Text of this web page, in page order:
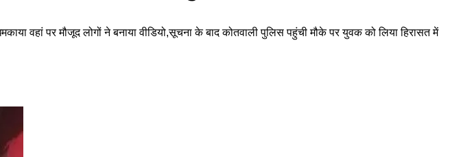
वहां पर मौजूद लोगों ने बनाया वीडियो,सूचना के बाद कोतवाली पुलिस पहुंची मौके पर युवक को लिया हिरासत में